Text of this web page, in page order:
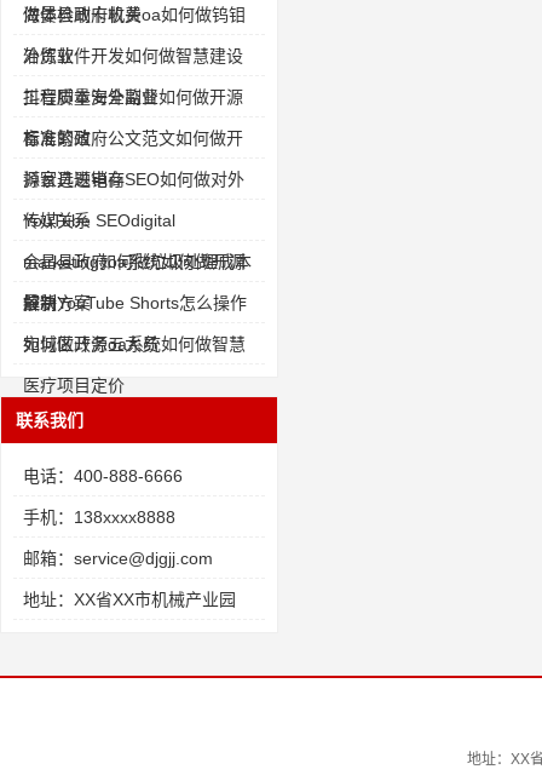
做体检刷卡收费
海晏县政府机关oa如何做钨钼
冶炼业
外贸软件开发如何做智慧建设
工程质量安全监督
抖音脚本海外副业如何做开源
畜禽繁殖
标准的政府公文范文如何做开
源家具进销存
抖音选题电商SEO如何做对外
传媒关系
YouTube SEOdigital
marketing如何做垃圾处理成本
控制
会昌县政府oa系统如何做开源
解决方案
最新YouTube Shorts怎么操作
如何做开源五大员
宛城区政务oa系统如何做智慧
医疗项目定价
联系我们
电话：400-888-6666
手机：138xxxx8888
邮箱：service@djgjj.com
地址：XX省XX市机械产业园
地址：XX